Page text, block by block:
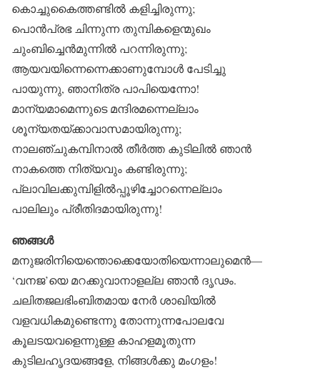
കൊച്ചുകൈത്തണ്ടിൽ കളിച്ചിരുന്നു;
പൊൻപ്രഭ ചിന്നുന്ന തുമ്പികളെന്മുഖം
ചുംബിച്ചെൻമുന്നിൽ പറന്നിരുന്നു;
ആയവയിന്നെന്നെക്കാണുമ്പോൾ പേടിച്ചു
പായുന്നു, ഞാനിത്ര പാപിയെന്നോ!
മാന്യമാമെന്നുടെ മന്ദിരമന്നെല്ലാം
ശൂന്യതയ്ക്കാവാസമായിരുന്നു;
നാലഞ്ചുകമ്പിനാൽ തീർത്ത കുടിലിൽ ഞാൻ
നാകത്തെ നിത്യവും കണ്ടിരുന്നു;
പ്ലാവിലക്കുമ്പിളിൽപ്പൂഴിച്ചോറന്നെല്ലാം
പാലിലും പ്രീതിദമായിരുന്നു!
ഞങ്ങൾ
മനുജരിനിയെന്തൊക്കെയോതിയെന്നാലുമെൻ—
‘വനജ’യെ മറക്കുവാനാളല്ല ഞാൻ ദൃഢം.
ചലിതജലഭിംബിതമായ നേർ ശാഖിയിൽ
വളവധികമുണ്ടെന്നു തോന്നുന്നപോലവേ
കൂലടയവളെന്നുള്ള കാഹളമൂതുന്ന
കുടിലഹൃദയങ്ങളേ, നിങ്ങൾക്കു മംഗളം!